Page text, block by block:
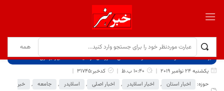
برگ نخست نوشته‌ها
۶۰ واحد مسکن محرومان در قاینات آماده بهره‌برداری است
یکشنبه 24 نوامبر 2019
10:40 ب.ظ
کدخبر:31745
حوزه:
اخبار استان , اخبار اسلایدر , اخبار اصلی , اسلایدر , جامعه ,
خبر